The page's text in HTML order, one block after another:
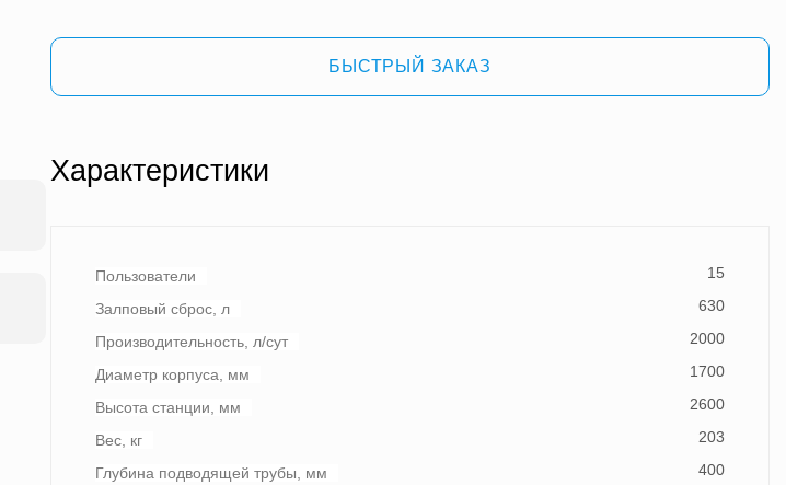
БЫСТРЫЙ ЗАКАЗ
Характеристики
Пользователи 15
Залповый сброс, л 630
Производительность, л/сут 2000
Диаметр корпуса, мм 1700
Высота станции, мм 2600
Вес, кг 203
Глубина подводящей трубы, мм 400